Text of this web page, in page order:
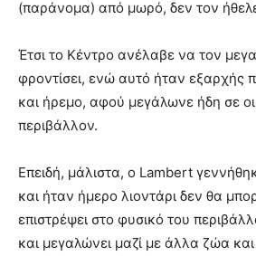
(παράνομα) από μωρό, δεν τον
Έτσι το Κέντρο ανέλαβε να τον
φροντίσει, ενώ αυτό ήταν εξαρχής
και ήρεμο, αφού μεγάλωνε ήδη σε
περιβάλλον.
Επειδή, μάλιστα, ο Lambert
και ήταν ήμερο λιοντάρι δεν θα
επιστρέψει στο φυσικό του
και μεγαλώνει μαζί με άλλα ζώα